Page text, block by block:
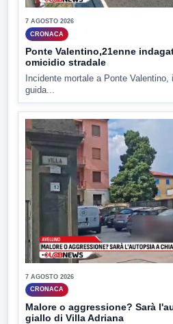
7 AGOSTO 2026
CRONACA
Ponte Valentino,21enne
omicidio stradale
Incidente mortale a Ponte
guida...
7 AGOSTO 2026
CRONACA
Malore o aggressione? Sarà
giallo di Villa Adriana